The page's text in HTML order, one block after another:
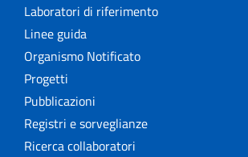
Laboratori di riferimento
Linee guida
Organismo Notificato
Progetti
Pubblicazioni
Registri e sorveglianze
Ricerca collaboratori